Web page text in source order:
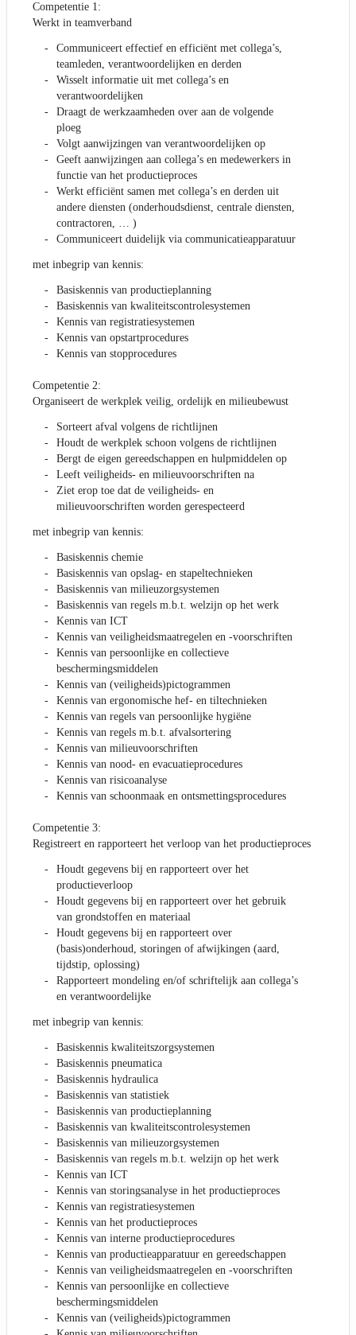
Competentie 1:
Werkt in teamverband
Communiceert effectief en efficiënt met collega’s,
teamleden, verantwoordelijken en derden
Wisselt informatie uit met collega’s en
verantwoordelijken
Draagt de werkzaamheden over aan de volgende
ploeg
Volgt aanwijzingen van verantwoordelijken op
Geeft aanwijzingen aan collega’s en medewerkers in
functie van het productieproces
Werkt efficiënt samen met collega’s en derden uit
andere diensten (onderhoudsdienst, centrale diensten,
contractoren, … )
Communiceert duidelijk via communicatieapparatuur
met inbegrip van kennis:
Basiskennis van productieplanning
Basiskennis van kwaliteitscontrolesystemen
Kennis van registratiesystemen
Kennis van opstartprocedures
Kennis van stopprocedures
Competentie 2:
Organiseert de werkplek veilig, ordelijk en milieubewust
Sorteert afval volgens de richtlijnen
Houdt de werkplek schoon volgens de richtlijnen
Bergt de eigen gereedschappen en hulpmiddelen op
Leeft veiligheids- en milieuvoorschriften na
Ziet erop toe dat de veiligheids- en
milieuvoorschriften worden gerespecteerd
met inbegrip van kennis:
Basiskennis chemie
Basiskennis van opslag- en stapeltechnieken
Basiskennis van milieuzorgsystemen
Basiskennis van regels m.b.t. welzijn op het werk
Kennis van ICT
Kennis van veiligheidsmaatregelen en -voorschriften
Kennis van persoonlijke en collectieve
beschermingsmiddelen
Kennis van (veiligheids)pictogrammen
Kennis van ergonomische hef- en tiltechnieken
Kennis van regels van persoonlijke hygiëne
Kennis van regels m.b.t. afvalsortering
Kennis van milieuvoorschriften
Kennis van nood- en evacuatieprocedures
Kennis van risicoanalyse
Kennis van schoonmaak en ontsmettingsprocedures
Competentie 3:
Registreert en rapporteert het verloop van het productieproces
Houdt gegevens bij en rapporteert over het
productieverloop
Houdt gegevens bij en rapporteert over het gebruik
van grondstoffen en materiaal
Houdt gegevens bij en rapporteert over
(basis)onderhoud, storingen of afwijkingen (aard,
tijdstip, oplossing)
Rapporteert mondeling en/of schriftelijk aan collega’s
en verantwoordelijke
met inbegrip van kennis:
Basiskennis kwaliteitszorgsystemen
Basiskennis pneumatica
Basiskennis hydraulica
Basiskennis van statistiek
Basiskennis van productieplanning
Basiskennis van kwaliteitscontrolesystemen
Basiskennis van milieuzorgsystemen
Basiskennis van regels m.b.t. welzijn op het werk
Kennis van ICT
Kennis van storingsanalyse in het productieproces
Kennis van registratiesystemen
Kennis van het productieproces
Kennis van interne productieprocedures
Kennis van productieapparatuur en gereedschappen
Kennis van veiligheidsmaatregelen en -voorschriften
Kennis van persoonlijke en collectieve
beschermingsmiddelen
Kennis van (veiligheids)pictogrammen